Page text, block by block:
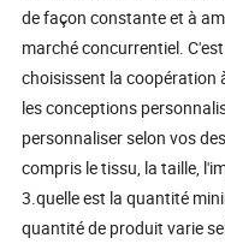
de façon constante et à
marché concurrentiel.
choisissent la coopération
les conceptions
personnaliser selon vos
compris le tissu, la taille,
3.quelle est la quantité
quantité de produit varie